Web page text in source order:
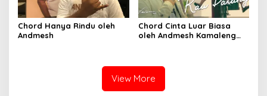
Chord Hanya Rindu oleh
Andmesh
Chord Cinta Luar Biasa
oleh Andmesh Kamaleng
View More